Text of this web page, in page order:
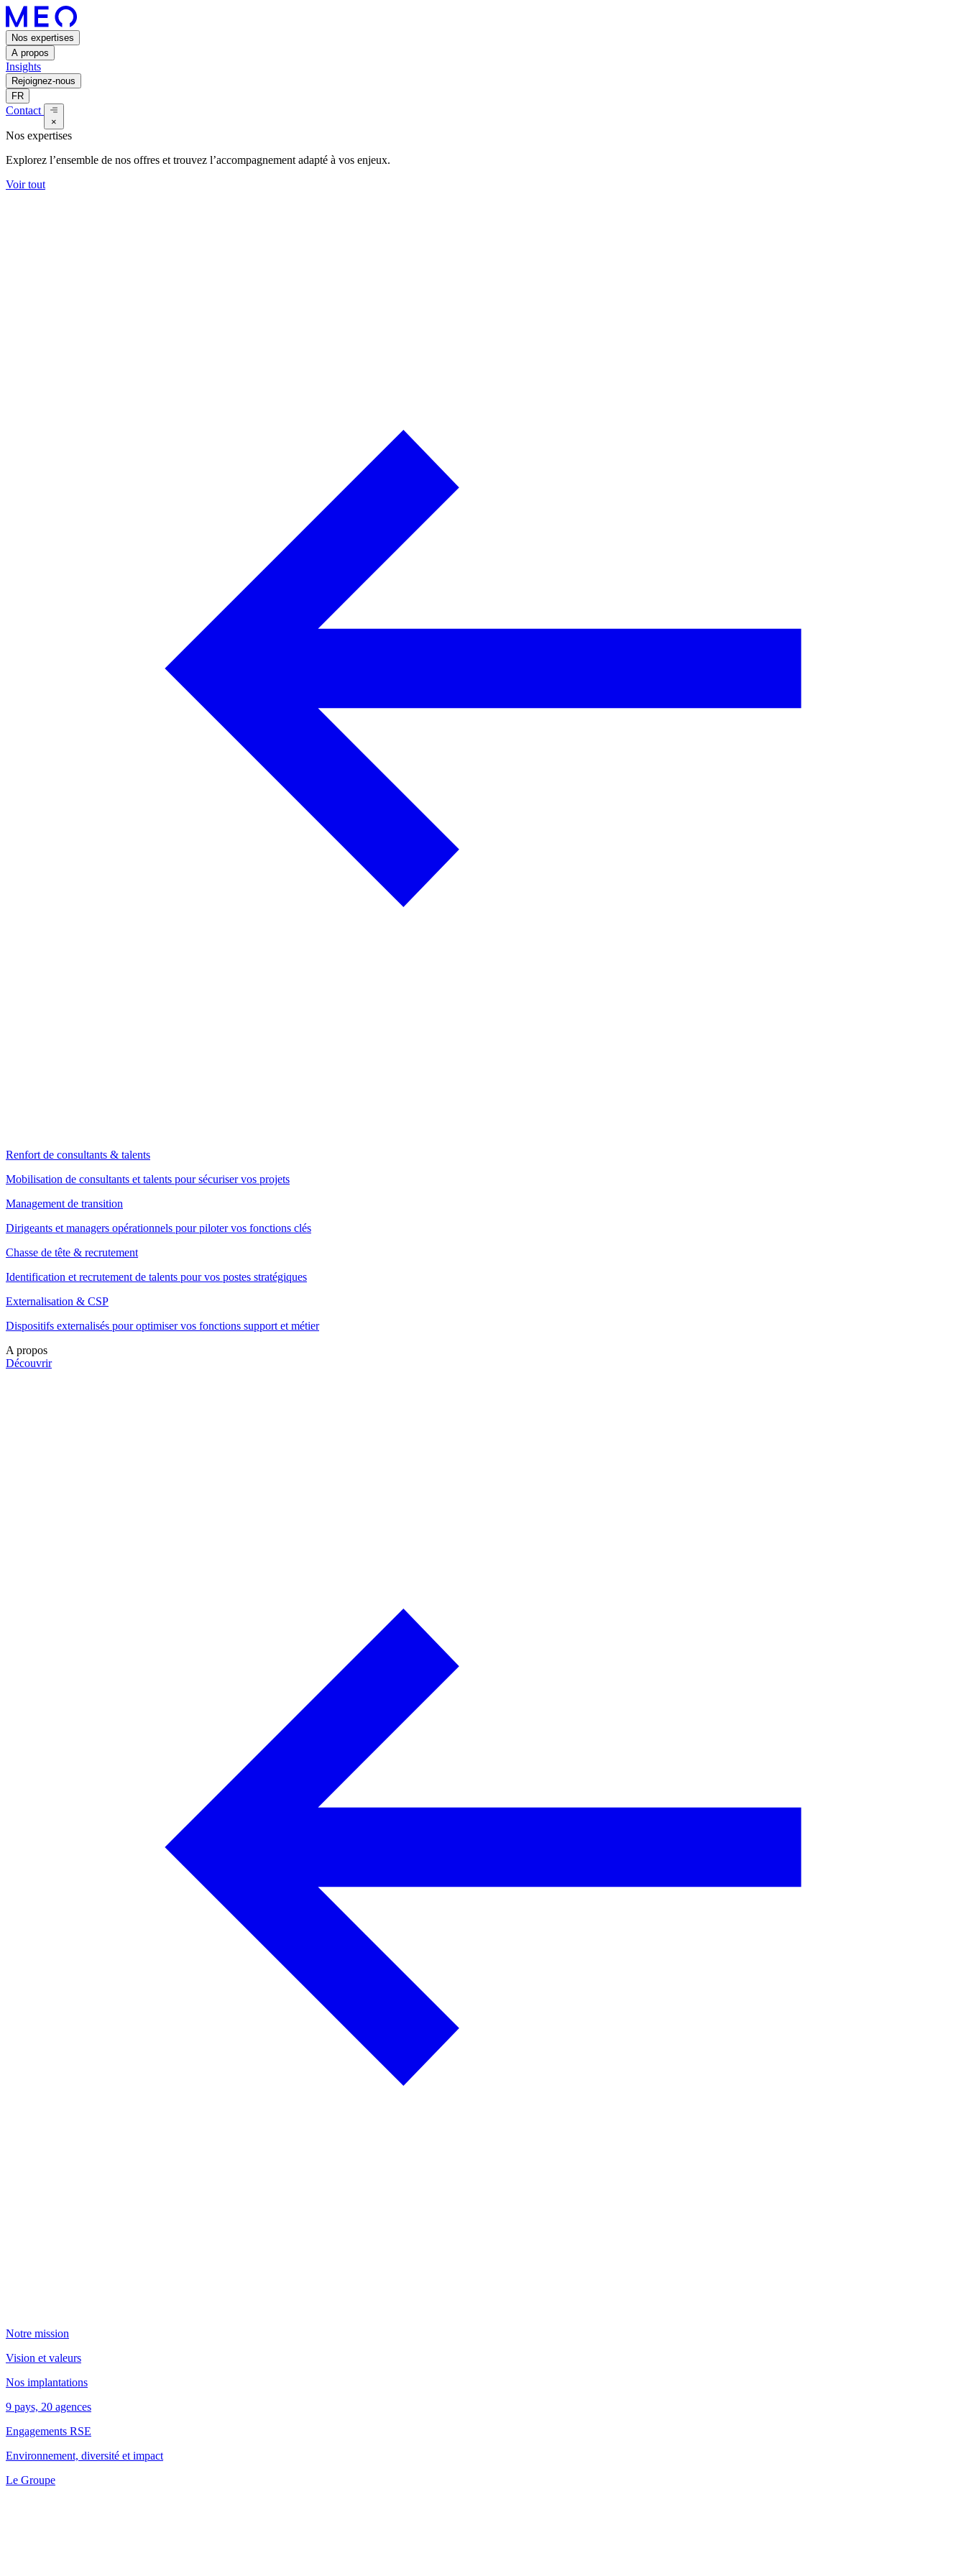
Nos expertises
A propos
Insights
Rejoignez-nous
FR
Contact
×
Nos expertises
Explorez l’ensemble de nos offres et trouvez l’accompagnement adapté à vos enjeux.
Voir tout
Renfort de consultants & talents
Mobilisation de consultants et talents pour sécuriser vos projets
Management de transition
Dirigeants et managers opérationnels pour piloter vos fonctions clés
Chasse de tête & recrutement
Identification et recrutement de talents pour vos postes stratégiques
Externalisation & CSP
Dispositifs externalisés pour optimiser vos fonctions support et métier
A propos
Découvrir
Notre mission
Vision et valeurs
Nos implantations
9 pays, 20 agences
Engagements RSE
Environnement, diversité et impact
Le Groupe